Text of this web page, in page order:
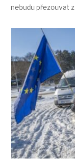
nebudu přezouvat z